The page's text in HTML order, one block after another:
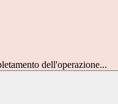
dell'operazione...